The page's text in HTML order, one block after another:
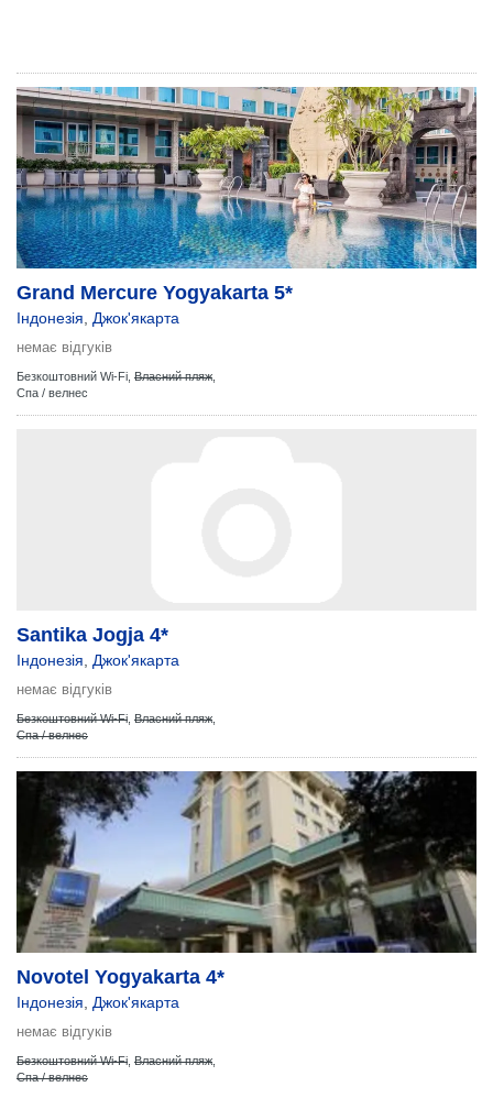
Grand Mercure Yogyakarta 5*
Індонезія Джок'якарта
немає відгуків
Безкоштовний Wi-Fi, Власний пляж
Спа / велнес
Santika Jogja 4*
Індонезія Джок'якарта
немає відгуків
Безкоштовний Wi-Fi Власний пляж
Спа / велнес
Novotel Yogyakarta 4*
Індонезія Джок'якарта
немає відгуків
Безкоштовний Wi-Fi Власний пляж
Спа / велнес